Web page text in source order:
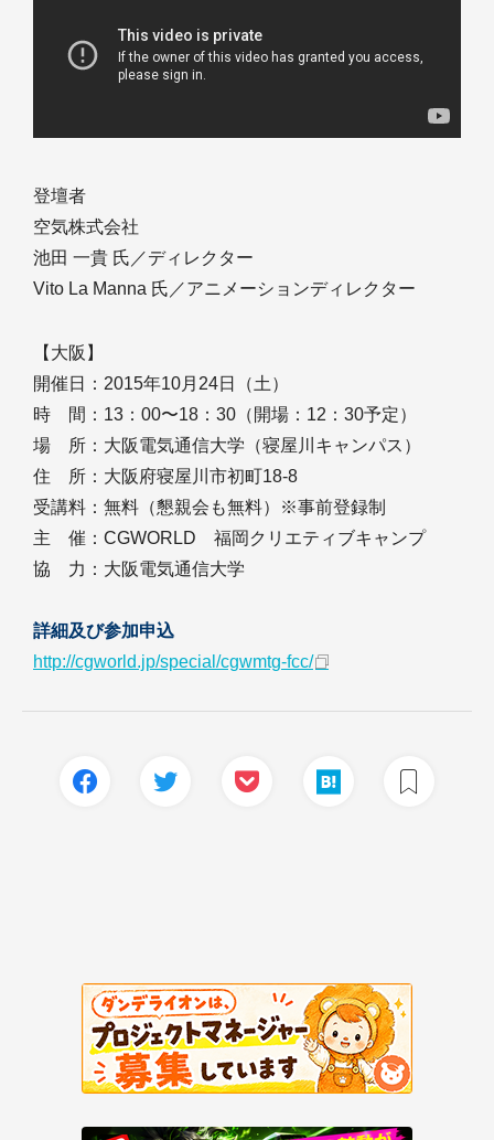
登壇者
空気株式会社
池田 一貴 氏／ディレクター
Vito La Manna 氏／アニメーションディレクター
【大阪】
開催日：2015年10月24日（土）
時 間：13：00〜18：30（開場：12：30予定）
場 所：大阪電気通信大学（寝屋川キャンパス）
住 所：大阪府寝屋川市初町18-8
受講料：無料（懇親会も無料）※事前登録制
主 催：CGWORLD 福岡クリエティブキャンプ
協 力：大阪電気通信大学
詳細及び参加申込
http://cgworld.jp/special/cgwmtg-fcc/